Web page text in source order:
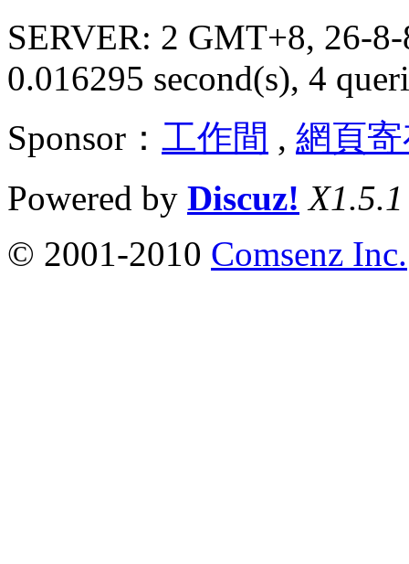
SERVER: 2 GMT+8, 26-
0.016295 second(s), 4
Sponsor： 工作間 , 網頁
Powered by Discuz! X1.5.1
© 2001-2010 Comsenz Inc.